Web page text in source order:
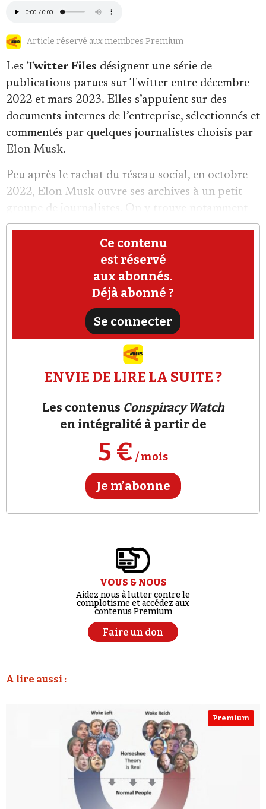
Faire un don
Demander à Vera
Se connecter
Article réservé aux membres Premium
Les Twitter Files désignent une série de
publications parues sur Twitter entre décembre
2022 et mars 2023. Elles s’appuient sur des
documents internes de l’entreprise, sélectionnés et
commentés par quelques journalistes choisis par
Elon Musk.
Peu après le rachat du réseau social, en octobre
2022, Elon Musk ouvre ses archives à un petit
groupe de journalistes. On y trouve notamment
Matt Taibbi, Bari Weiss et Michael
Shellenberger. Les threads paraissent directement
sur la plateforme. Le milliardaire les présente
comme des révélations explosives sur la
État profond»
Ce contenu
est réservé
aux abonnés.
Déjà abonné ?
Se connecter
ENVIE DE LIRE LA SUITE ?
Les contenus Conspiracy Watch
en intégralité à partir de
5 € / mois
Je m’abonne
VOUS & NOUS
Aidez nous à lutter contre le
complotisme et accédez aux
contenus Premium
Faire un don
A lire aussi :
Premium